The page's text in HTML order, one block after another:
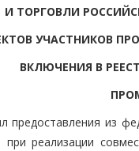
И ТОРГОВЛИ
УЧАСТНИКОВ
ВКЛЮЧЕНИЯ В
предоставления из
реализации